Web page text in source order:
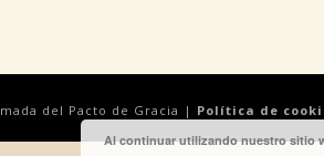
del Pacto de Gracia | Política de
Al continuar utilizando nuestro sitio